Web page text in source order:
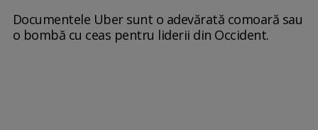
Documentele Uber sunt o adevărată comoară sau
o bombă cu ceas pentru liderii din Occident.